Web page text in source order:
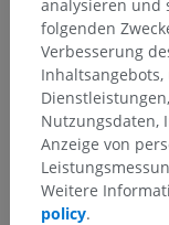
Sie haben
Sie können
inhaltliche
analysieren und
folgenden
Verbesserung
Nutzungsdaten,
Anzeige von
Weitere
policy.